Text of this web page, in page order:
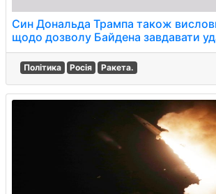
Син Дональда Трампа також
щодо дозволу Байдена завдавати
Політика Росія Ракета.